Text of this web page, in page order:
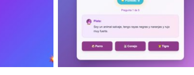
Adivina quién soy